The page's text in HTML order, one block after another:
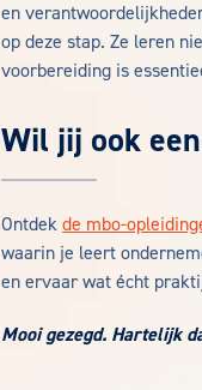
en
op deze stap. Ze leren
voorbereiding is
Wil jij ook
Ontdek de mbo-
waarin je leert
en ervaar wat écht
Mooi gezegd. Hartelijk